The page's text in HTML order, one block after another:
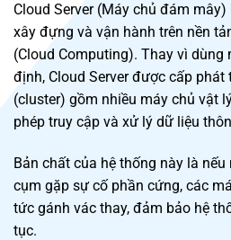
Cloud Server (Máy chủ đám
xây đựng và vận hành trên nền
(Cloud Computing). Thay vì dùng
định, Cloud Server được cấp
(cluster) gồm nhiều máy chủ vật
phép truy cập và xử lý dữ liệu
Bản chất của hệ thống này là
cụm gặp sự cố phần cứng, các
tức gánh vác thay, đảm bảo hệ
tục.